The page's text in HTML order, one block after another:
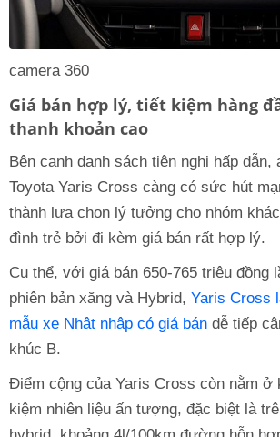
camera 360
Giá bán hợp lý, tiết kiệm hàng
thanh khoản cao
Bên cạnh danh sách tiện nghi hấp dẫn,
Toyota Yaris Cross càng có sức hút
thành lựa chọn lý tưởng cho nhóm
đình trẻ bởi đi kèm giá bán rất hợp lý.
Cụ thể, với giá bán 650-765 triệu đồng
phiên bản xăng và Hybrid, Yaris Cross
mẫu xe Nhật nhập có giá bán dễ tiếp
khúc B.
Điểm cộng của Yaris Cross còn nằm ở
kiệm nhiên liệu ấn tượng, đặc biệt là